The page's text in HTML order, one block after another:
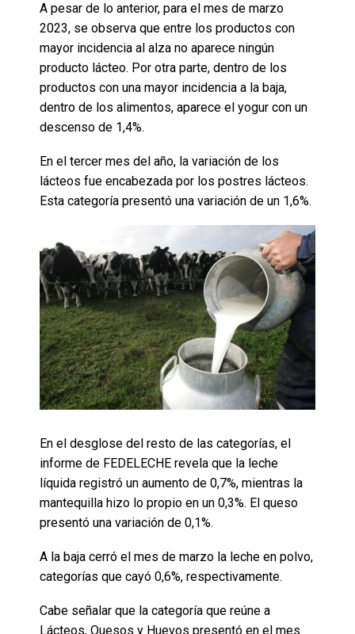
A pesar de lo anterior, para el mes de marzo
2023, se observa que entre los productos con
mayor incidencia al alza no aparece ningún
producto lácteo. Por otra parte, dentro de los
productos con una mayor incidencia a la baja,
dentro de los alimentos, aparece el yogur con un
descenso de 1,4%.
En el tercer mes del año, la variación de los
lácteos fue encabezada por los postres lácteos.
Esta categoría presentó una variación de un 1,6%.
En el desglose del resto de las categorías, el
informe de FEDELECHE revela que la leche
líquida registró un aumento de 0,7%, mientras la
mantequilla hizo lo propio en un 0,3%. El queso
presentó una variación de 0,1%.
A la baja cerró el mes de marzo la leche en polvo,
categorías que cayó 0,6%, respectivamente.
Cabe señalar que la categoría que reúne a
Lácteos, Quesos y Huevos presentó en el mes